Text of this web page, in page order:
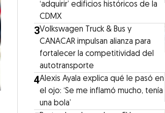
‘adquirir’ edificios históricos de la
CDMX
3Volkswagen Truck & Bus y
CANACAR impulsan alianza para
fortalecer la competitividad del
autotransporte
4Alexis Ayala explica qué le pasó en
el ojo: ‘Se me inflamó mucho, tenía
una bola’